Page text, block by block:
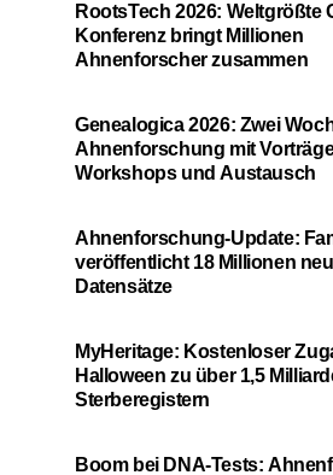
RootsTech 2026: Weltgrößte
Konferenz bringt Millionen
Ahnenforscher zusammen
Genealogica 2026: Zwei
Ahnenforschung mit
Workshops und Austausch
Ahnenforschung-Update:
veröffentlicht 18 Millionen
Datensätze
MyHeritage: Kostenloser
Halloween zu über 1,5
Sterberegistern
Boom bei DNA-Tests: